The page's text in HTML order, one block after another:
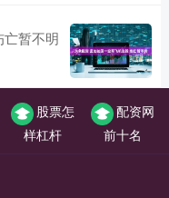
暂不明
股票怎
样杠杆
配资网
前十名